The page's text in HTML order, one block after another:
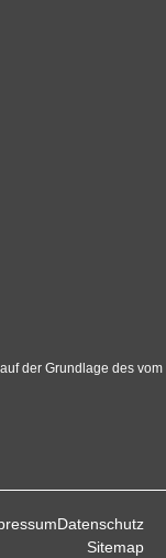
der Grundlage des vom
Datenschutz
Sitemap